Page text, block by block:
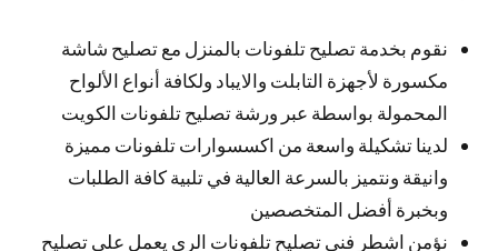
نقوم بخدمة تصليح تلفونات بالمنزل مع تصليح شاشة
مكسورة لأجهزة التابلت والايباد ولكافة أنواع الألواح
المحمولة بواسطة عبر ورشة تصليح تلفونات الكويت
لدينا تشكيلة واسعة من اكسسوارات تلفونات مميزة
وانيقة ونتميز بالسرعة العالية في تلبية كافة الطلبات
وبخبرة أفضل المتخصصين
نؤمن اشطر فني تصليح تلفونات الري يعمل على تصليح